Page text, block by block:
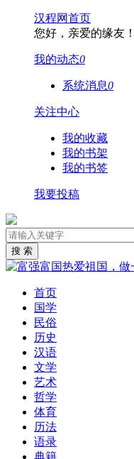
汉程网首页
您好，亲爱的缘友！
我的动态0
系统消息0
关注中心
我的收藏
我的书架
我的书签
我要投稿
首页
国学
民俗
历史
汉语
文学
艺术
哲学
体育
历法
语录
典籍